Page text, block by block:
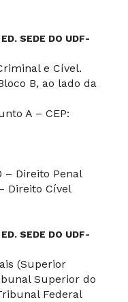
SEDE DO UDF-
e Cível.
B, ao lado da
A – CEP:
– Direito Penal
Direito Cível
SEDE DO UDF-
(Superior
Superior do
Federal